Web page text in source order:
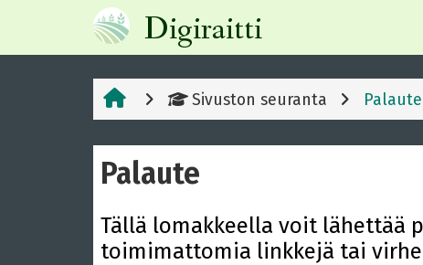
Siirry pääsisältöön Digiraitti
Sivuston seuranta Palaute
Palaute
Tällä lomakkeella voit lähettää
toimimattomia linkkejä tai